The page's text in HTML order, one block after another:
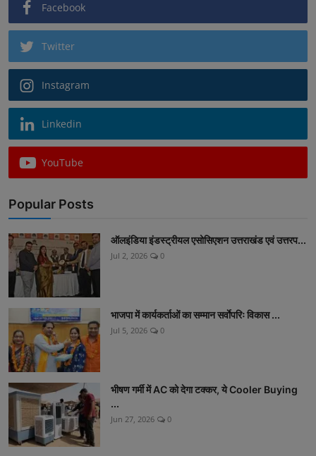
Facebook
Twitter
Instagram
Linkedin
YouTube
Popular Posts
ऑलइंडिया इंडस्ट्रीयल एसोसिएशन उत्तराखंड एवं उत्तरप...
Jul 2, 2026 0
भाजपा में कार्यकर्ताओं का सम्मान सर्वाेपरिः विकास ...
Jul 5, 2026 0
भीषण गर्मी में AC को देगा टक्कर, ये Cooler Buying
...
Jun 27, 2026 0